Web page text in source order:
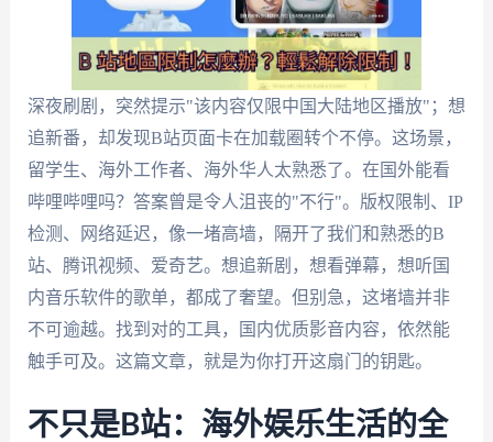
深夜刷剧，突然提示"该内容仅限中国大陆地区播放"；想
追新番，却发现B站页面卡在加载圈转个不停。这场景，
留学生、海外工作者、海外华人太熟悉了。在国外能看
哔哩哔哩吗？答案曾是令人沮丧的"不行"。版权限制、IP
检测、网络延迟，像一堵高墙，隔开了我们和熟悉的B
站、腾讯视频、爱奇艺。想追新剧，想看弹幕，想听国
内音乐软件的歌单，都成了奢望。但别急，这堵墙并非
不可逾越。找到对的工具，国内优质影音内容，依然能
触手可及。这篇文章，就是为你打开这扇门的钥匙。
不只是B站：海外娱乐生活的全